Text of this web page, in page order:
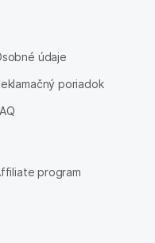
údaje
poriadok
program